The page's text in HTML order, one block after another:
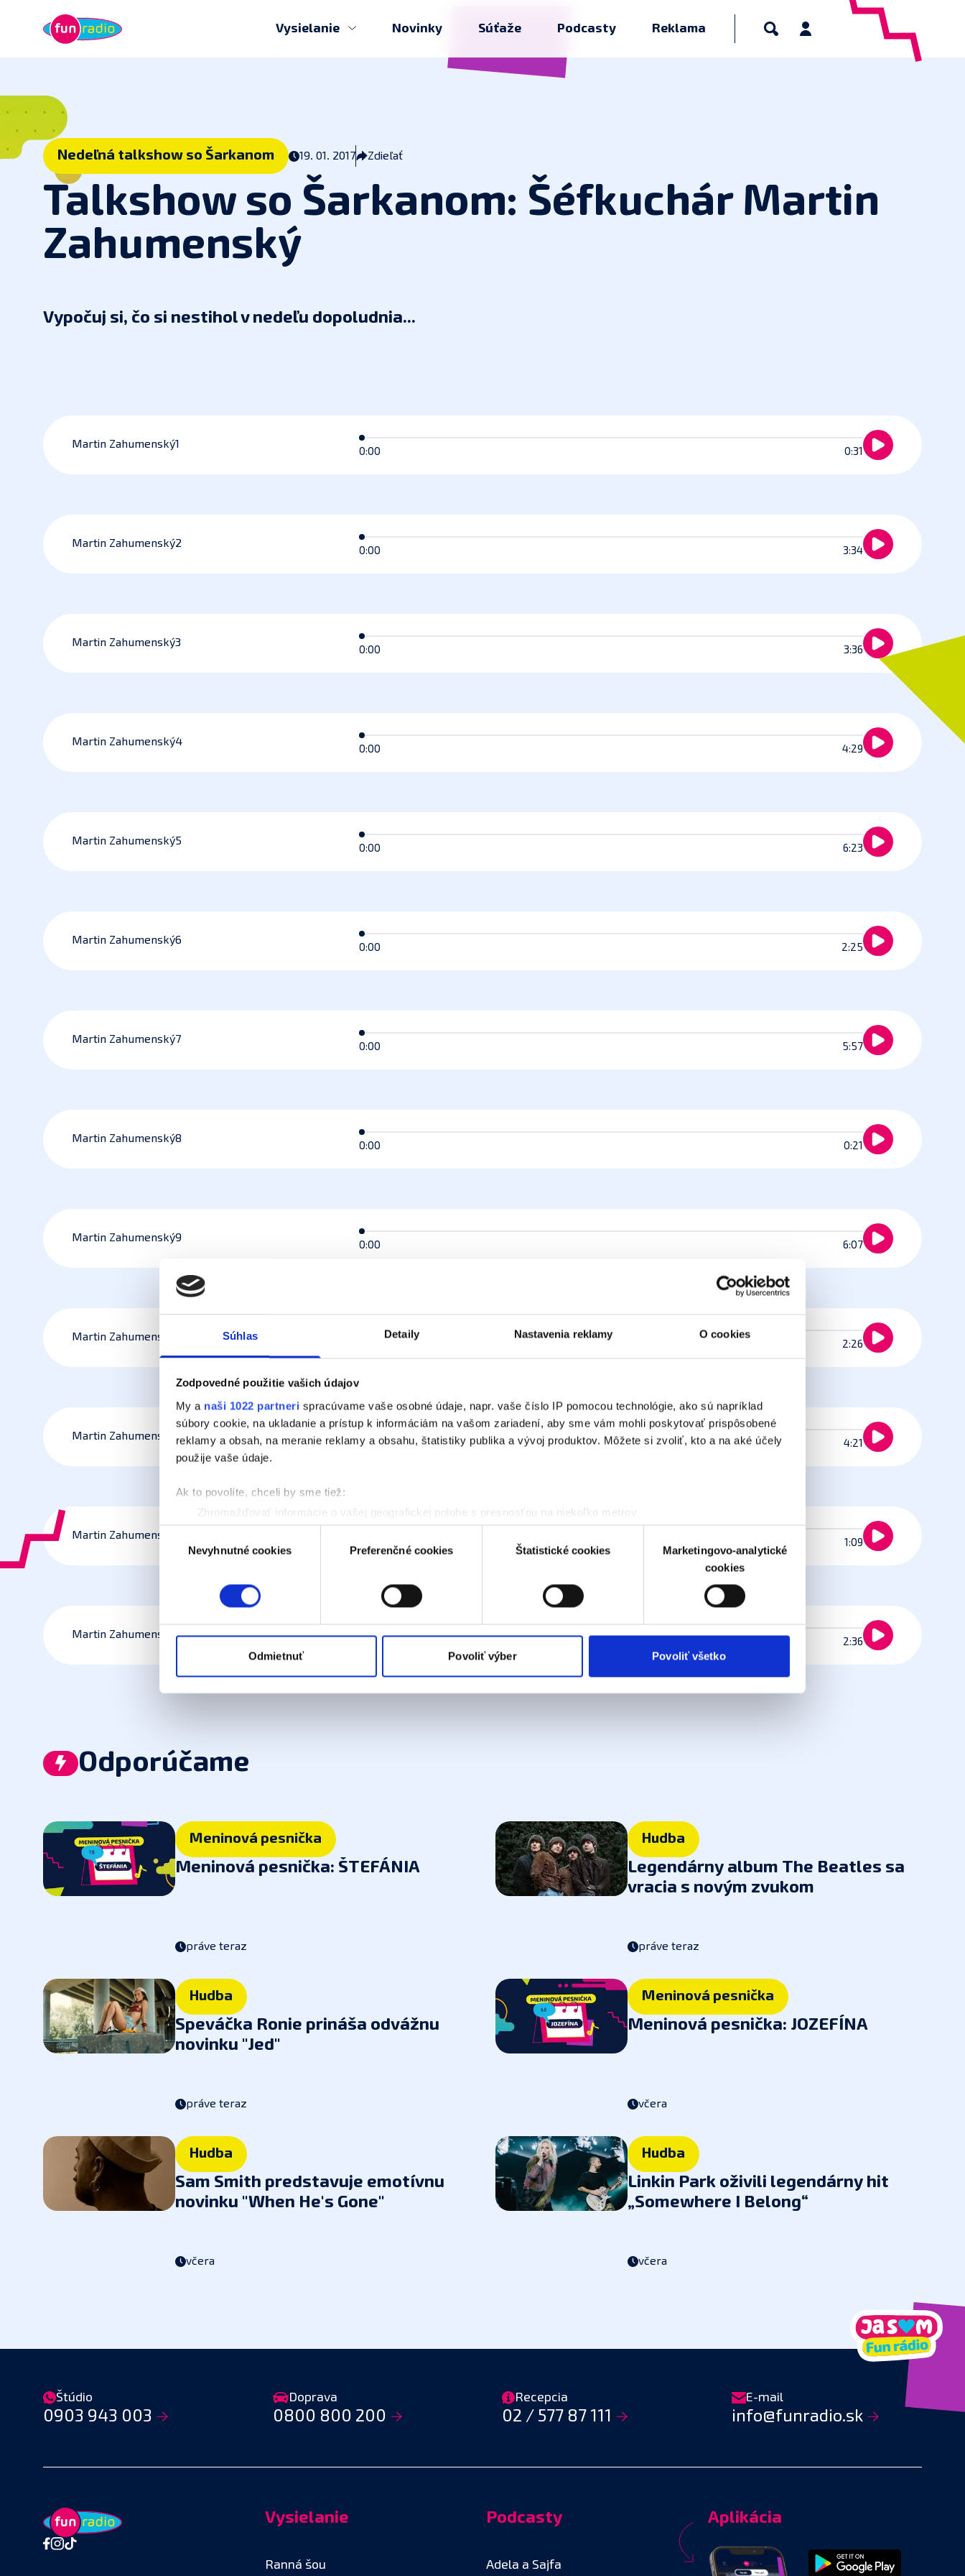
Súhlas Detaily Nastavenia reklamy O cookies
Zodpovedné použitie vašich údajov
My a naši 1022 partneri spracúvame vaše osobné údaje, napr. vaše číslo IP pomocou technológie, ako sú napríklad
súbory cookie, na ukladanie a prístup k informáciám na vašom zariadení, aby sme vám mohli poskytovať prispôsobené
reklamy a obsah, na meranie reklamy a obsahu, štatistiky publika a vývoj produktov. Môžete si zvoliť, kto a na aké účely
použije vaše údaje.
Ak to povolíte, chceli by sme tiež:
Zhromažďovať informácie o vašej geografickej polohe s presnosťou na niekoľko metrov
Identifikovať vaše zariadenie aktívnym skenovaním konkrétnych charakteristík (odtlačky prstov).
Viac informácií o tom, ako sa spracúvajú vaše osobné údaje, nájdete v časti s vašimi nastaveniami. Súhlas môžete
Naša webstránka používa cookies. Aktívnym nastavením nám udelíte súhlas s využívaním štatistických a marketingovo-
jednoducho ako ste nám ho udelili opätovným vyvolaním tejto cookie lišty cez nastavenia ochrany súkromia. Odvolanie
súhlasu nemá vplyv na zákonnosť spracúvania vychádzajúceho zo súhlasu pred jeho odvolaním.Viac informácií o
Výber
súhlasuNevyhnutné cookies Preferenčné cookies Štatistické cookies
Marketingovo-analytické
cookies
Odmietnuť Povoliť výber Povoliť všetko
Vysielanie Novinky Súťaže Podcasty Reklama
Nedeľná talkshow so Šarkanom 19. 01. 2017 Zdieľať
Talkshow so Šarkanom: Šéfkuchár Martin
Zahumenský
Vypočuj si, čo si nestihol v nedeľu dopoludnia...
Martin Zahumenský1
0:00 0:31
Martin Zahumenský2
0:00 3:34
Martin Zahumenský3
0:00 3:36
Martin Zahumenský4
0:00 4:29
Martin Zahumenský5
0:00 6:23
Martin Zahumenský6
0:00 2:25
Martin Zahumenský7
0:00 5:57
Martin Zahumenský8
0:00 0:21
Martin Zahumenský9
0:00 6:07
Martin Zahumenský10
2:26
Martin Zahumenský11
0:00 4:21
Martin Zahumenský12
1:09
Martin Zahumenský13
2:36
Odporúčame
Meninová pesnička
Meninová pesnička: ŠTEFÁNIA
práve teraz
Hudba
Legendárny album The Beatles sa
vracia s novým zvukom
práve teraz
Hudba
Speváčka Ronie prináša odvážnu
novinku "Jed"
práve teraz
Meninová pesnička
Meninová pesnička: JOZEFÍNA
včera
Hudba
Sam Smith predstavuje emotívnu
novinku "When He's Gone"
včera
Hudba
Linkin Park oživili legendárny hit
„Somewhere I Belong“
včera
Štúdio
0903 943 003
Doprava
0800 800 200
Recepcia
02 / 577 87 111
E-mail
info@funradio.sk
Vysielanie
Ranná šou
Podcasty
Adela a Sajfa
Aplikácia